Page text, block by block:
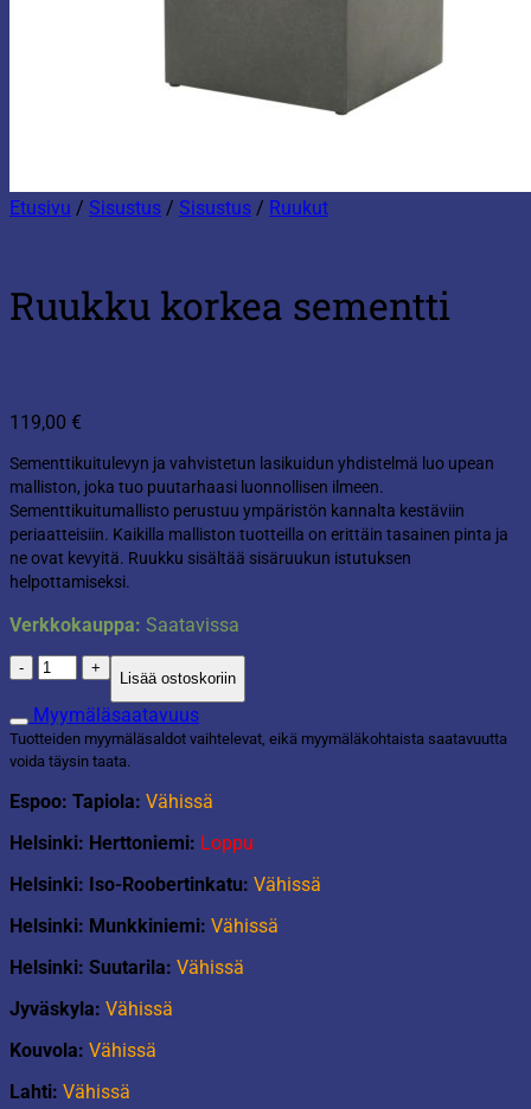
Etusivu / Sisustus / Sisustus / Ruukut
Ruukku korkea sementti
119,00 €
Sementtikuitulevyn ja vahvistetun lasikuidun yhdistelmä luo upean
malliston, joka tuo puutarhaasi luonnollisen ilmeen.
Sementtikuitumallisto perustuu ympäristön kannalta kestäviin
periaatteisiin. Kaikilla malliston tuotteilla on erittäin tasainen pinta ja
ne ovat kevyitä. Ruukku sisältää sisäruukun istutuksen
helpottamiseksi.
Verkkokauppa: Saatavissa
Ruukku
korkea
sementti
määrä
Lisää ostoskoriin
Myymäläsaatavuus
Tuotteiden myymäläsaldot vaihtelevat, eikä myymäläkohtaista saatavuutta
voida täysin taata.
Espoo: Tapiola: Vähissä
Helsinki: Herttoniemi: Loppu
Helsinki: Iso-Roobertinkatu: Vähissä
Helsinki: Munkkiniemi: Vähissä
Helsinki: Suutarila: Vähissä
Jyväskyla: Vähissä
Kouvola: Vähissä
Lahti: Vähissä